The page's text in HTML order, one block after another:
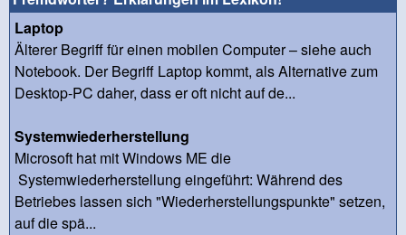
Laptop
Älterer Begriff für einen mobilen Computer – siehe auch
Notebook. Der Begriff Laptop kommt, als Alternative zum
Desktop-PC daher, dass er oft nicht auf de...
Systemwiederherstellung
Microsoft hat mit Windows ME die
Systemwiederherstellung eingeführt: Während des
Betriebes lassen sich "Wiederherstellungspunkte" setzen,
auf die spä...